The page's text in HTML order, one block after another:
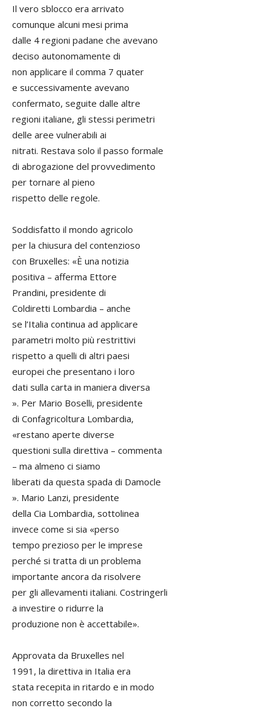
Il vero sblocco era arrivato
comunque alcuni mesi prima
dalle 4 regioni padane che avevano
deciso autonomamente di
non applicare il comma 7 quater
e successivamente avevano
confermato, seguite dalle altre
regioni italiane, gli stessi perimetri
delle aree vulnerabili ai
nitrati. Restava solo il passo formale
di abrogazione del provvedimento
per tornare al pieno
rispetto delle regole.
Soddisfatto il mondo agricolo
per la chiusura del contenzioso
con Bruxelles: «È una notizia
positiva – afferma Ettore
Prandini, presidente di
Coldiretti Lombardia – anche
se l’Italia continua ad applicare
parametri molto più restrittivi
rispetto a quelli di altri paesi
europei che presentano i loro
dati sulla carta in maniera diversa
». Per Mario Boselli, presidente
di Confagricoltura Lombardia,
«restano aperte diverse
questioni sulla direttiva – commenta
– ma almeno ci siamo
liberati da questa spada di Damocle
». Mario Lanzi, presidente
della Cia Lombardia, sottolinea
invece come si sia «perso
tempo prezioso per le imprese
perché si tratta di un problema
importante ancora da risolvere
per gli allevamenti italiani. Costringerli
a investire o ridurre la
produzione non è accettabile».
Approvata da Bruxelles nel
1991, la direttiva in Italia era
stata recepita in ritardo e in modo
non corretto secondo la